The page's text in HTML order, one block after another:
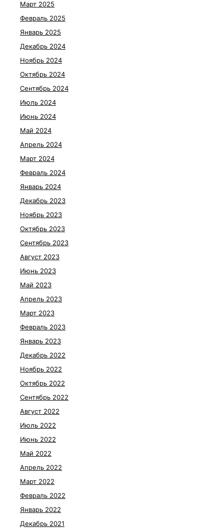
Март 2025
Февраль 2025
Январь 2025
Декабрь 2024
Ноябрь 2024
Октябрь 2024
Сентябрь 2024
Июль 2024
Июнь 2024
Май 2024
Апрель 2024
Март 2024
Февраль 2024
Январь 2024
Декабрь 2023
Ноябрь 2023
Октябрь 2023
Сентябрь 2023
Август 2023
Июнь 2023
Май 2023
Апрель 2023
Март 2023
Февраль 2023
Январь 2023
Декабрь 2022
Ноябрь 2022
Октябрь 2022
Сентябрь 2022
Август 2022
Июль 2022
Июнь 2022
Май 2022
Апрель 2022
Март 2022
Февраль 2022
Январь 2022
Декабрь 2021